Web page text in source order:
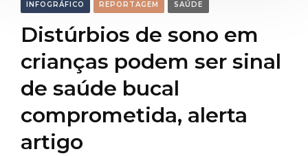
INFOGRÁFICO REPORTAGEM SAÚDE
Distúrbios de sono em
crianças podem ser sinal
de saúde bucal
comprometida, alerta
artigo